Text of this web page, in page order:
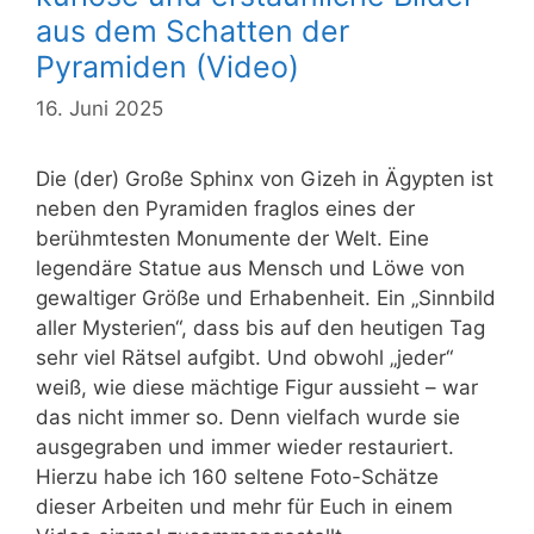
aus dem Schatten der
Pyramiden (Video)
16. Juni 2025
Die (der) Große Sphinx von Gizeh in Ägypten ist
neben den Pyramiden fraglos eines der
berühmtesten Monumente der Welt. Eine
legendäre Statue aus Mensch und Löwe von
gewaltiger Größe und Erhabenheit. Ein „Sinnbild
aller Mysterien“, dass bis auf den heutigen Tag
sehr viel Rätsel aufgibt. Und obwohl „jeder“
weiß, wie diese mächtige Figur aussieht – war
das nicht immer so. Denn vielfach wurde sie
ausgegraben und immer wieder restauriert.
Hierzu habe ich 160 seltene Foto-Schätze
dieser Arbeiten und mehr für Euch in einem